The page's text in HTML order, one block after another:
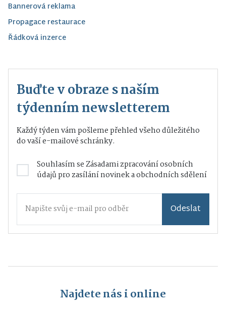
Bannerová reklama
Propagace restaurace
Řádková inzerce
Buďte v obraze s naším
týdenním newsletterem
Každý týden vám pošleme přehled všeho důležitého
do vaší e-mailové schránky.
Souhlasím seZásadami zpracování osobních
údajůpro zasílání novinek a obchodních sdělení
Odeslat
Najdete nás i online